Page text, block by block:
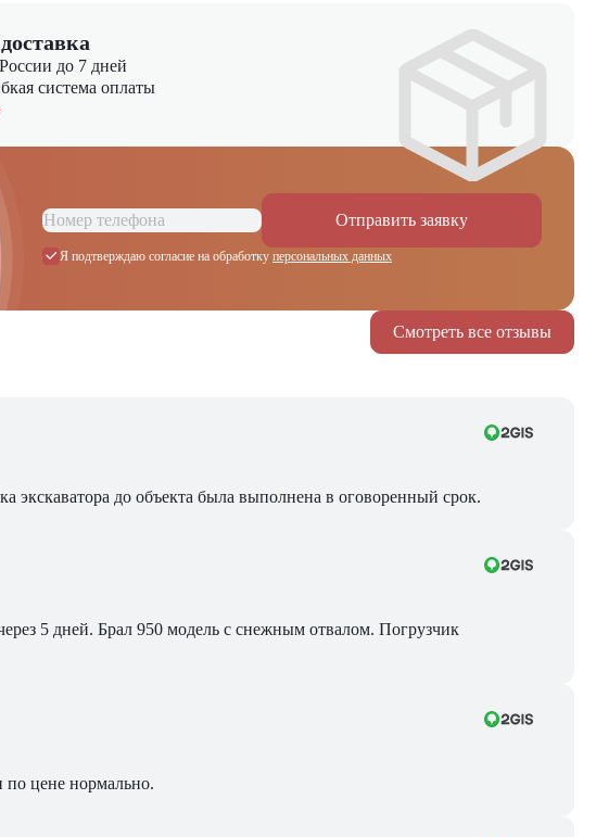
до 7 дней
система оплаты
Отправить заявку
Я подтверждаю согласие на обработку персональных данных
Смотреть все отзывы
экскаватора до объекта была выполнена в оговоренный срок.
5 дней. Брал 950 модель с снежным отвалом. Погрузчик
по цене нормально.